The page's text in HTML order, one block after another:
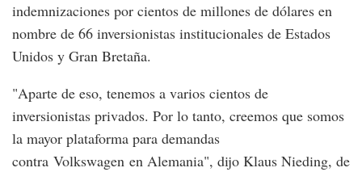
indemnizaciones por cientos de millones de dólares en
nombre de 66 inversionistas institucionales de Estados
Unidos y Gran Bretaña.
"Aparte de eso, tenemos a varios cientos de
inversionistas privados. Por lo tanto, creemos que somos
la mayor plataforma para demandas
contra Volkswagen en Alemania", dijo Klaus Nieding, de